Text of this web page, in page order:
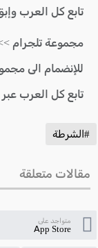
تابع كل العرب
مجموعة تلجرام
للإنضمام الى
تابع كل العرب
#الشرطة
مقالات متعلقة
متواجد على
App Store